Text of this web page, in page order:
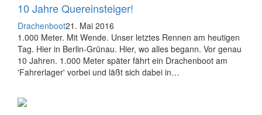
10 Jahre Quereinsteiger!
Drachenboot21. Mai 2016
1.000 Meter. Mit Wende. Unser letztes Rennen am heutigen
Tag. Hier in Berlin-Grünau. Hier, wo alles begann. Vor genau
10 Jahren. 1.000 Meter später fährt ein Drachenboot am
'Fahrerlager' vorbei und läßt sich dabei in…